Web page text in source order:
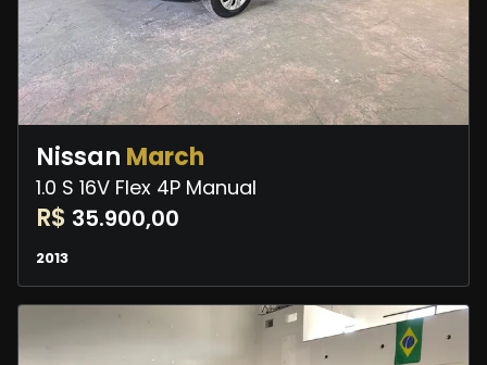
Nissan March
1.0 S 16V Flex 4P Manual
R$ 35.900,00
2013